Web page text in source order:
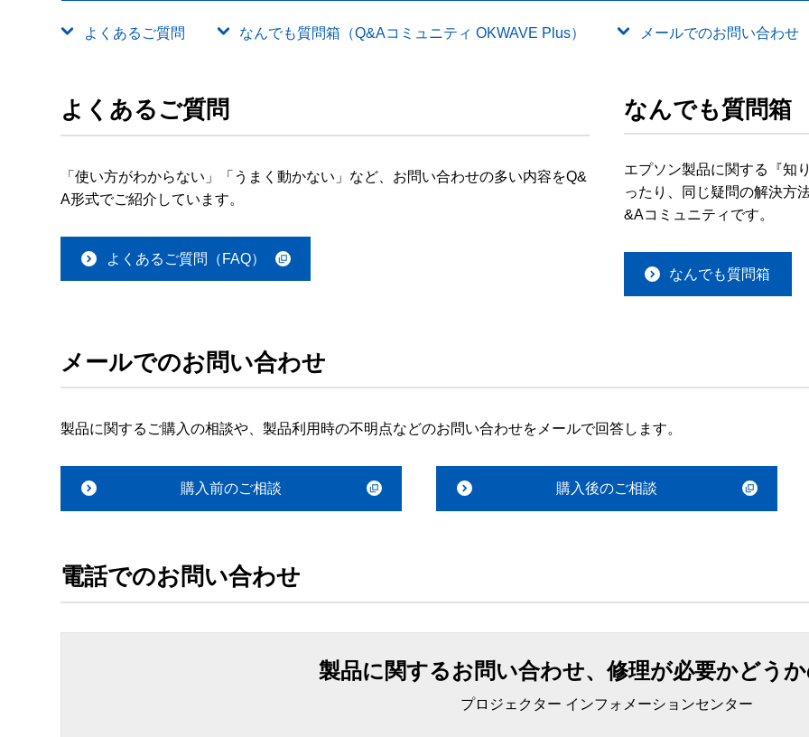
よくあるご質問 なんでも質問箱（Q&Aコミュニティ OKWAVE Plus） メールでのお問い合わせ
よくあるご質問
「使い方がわからない」「うまく動かない」など、お問い合わせの多い内容をQ&
A形式でご紹介しています。
よくあるご質問（FAQ）
なんでも質問箱
エプソン製品に関する『知
ったり、同じ疑問の解決方
&Aコミュニティです。
なんでも質問箱
メールでのお問い合わせ
製品に関するご購入の相談や、製品利用時の不明点などのお問い合わせをメールで回答します。
購入前のご相談 購入後のご相談
電話でのお問い合わせ
製品に関するお問い合わせ、修理が必要かどう
プロジェクター インフォメーションセンター